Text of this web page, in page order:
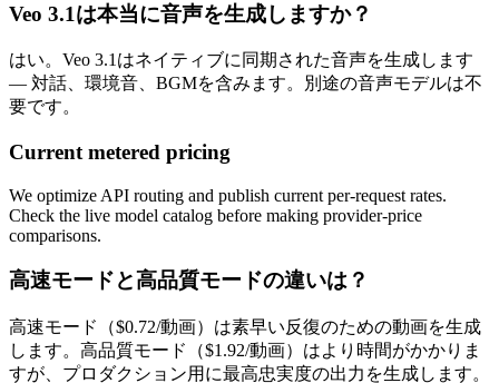
Veo 3.1は本当に音声を生成しますか？
はい。Veo 3.1はネイティブに同期された音声を生成します
— 対話、環境音、BGMを含みます。別途の音声モデルは不
要です。
Current metered pricing
We optimize API routing and publish current per-request rates.
Check the live model catalog before making provider-price
comparisons.
高速モードと高品質モードの違いは？
高速モード（$0.72/動画）は素早い反復のための動画を生成
します。高品質モード（$1.92/動画）はより時間がかかりま
すが、プロダクション用に最高忠実度の出力を生成します。